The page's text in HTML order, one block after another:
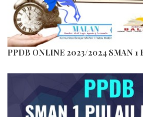
PPDB ONLINE 2023/2024 SMAN 1